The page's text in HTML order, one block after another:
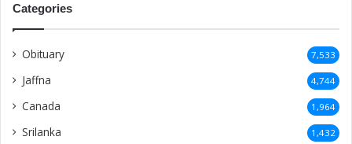
Categories
Obituary 7,533
Jaffna 4,744
Canada 1,964
Srilanka 1,432